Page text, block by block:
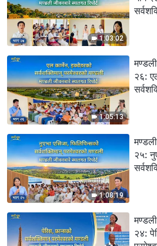
1:03:02
1:05:13
मण्डली
२६:
1:08:19
मण्डली
२५:
मण्डली
२४: